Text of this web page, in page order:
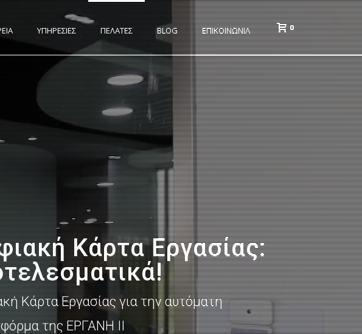
ΥΠΗΡΕΣΙΕΣ ΠΕΛΑΤΕΣ BLOG ΕΠΙΚΟΙΝΩΝΙΑ 0
Κάρτα Εργασίας:
Κάρτα Εργασίας για την αυτόματη
της ΕΡΓΑΝΗ ΙΙ